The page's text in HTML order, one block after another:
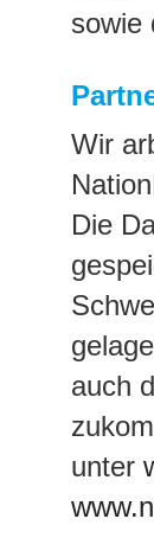
sowie
Wir
Die
auch
unter